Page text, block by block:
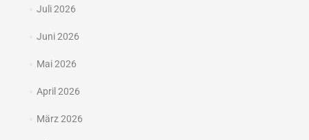
Juli 2026
Juni 2026
Mai 2026
April 2026
März 2026